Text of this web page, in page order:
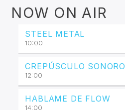
NOW ON AIR
STEEL METAL
10:00
CREPÚSCULO SONORO
12:00
HABLAME DE FLOW
14:00